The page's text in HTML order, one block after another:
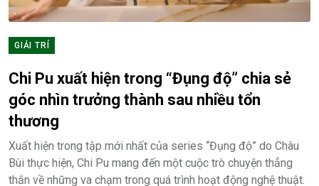
GIẢI TRÍ
Chi Pu xuất hiện trong “Đụng độ” chia sẻ
góc nhìn trưởng thành sau nhiều tổn
thương
Xuất hiện trong tập mới nhất của series “Đụng độ” do Châu
Bùi thực hiện, Chi Pu mang đến một cuộc trò chuyện thẳng
thắn về những va chạm trong quá trình hoạt động nghệ thuật.